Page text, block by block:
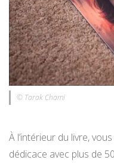
© Tarak Chami
À l’intérieur du livre,
dédicace avec plus de